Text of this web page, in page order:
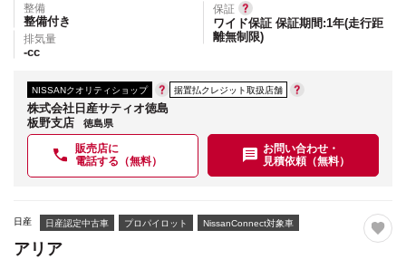
整備
整備付き
排気量
-cc
保証
ワイド保証 保証期間:1年(走行距
離無制限)
NISSANクオリティショップ 据置払クレジット取扱店舗
株式会社日産サティオ徳島
板野支店
徳島県
販売店に
電話する（無料）
お問い合わせ・
見積依頼（無料）
日産 日産認定中古車 プロパイロット NissanConnect対象車
アリア